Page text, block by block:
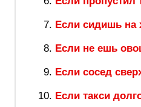
Если сидишь на
Если не ешь
Если сосед
Если такси